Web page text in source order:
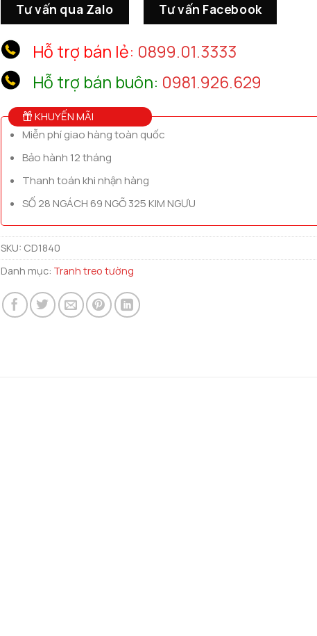
Tư vấn qua Zalo Tư vấn Facebook
Hỗ trợ bán lẻ: 0899.01.3333
Hỗ trợ bán buôn: 0981.926.629
KHUYẾN MÃI
Miễn phí giao hàng toàn quốc
Bảo hành 12 tháng
Thanh toán khi nhận hàng
SỐ 28 NGÁCH 69 NGÕ 325 KIM NGƯU
SKU: CD1840
Danh mục: Tranh treo tường